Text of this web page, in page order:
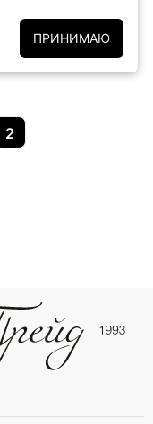
2
ПРИНИМАЮ